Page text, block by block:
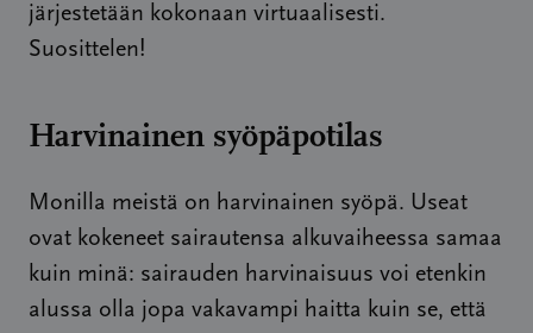
järjestetään kokonaan virtuaalisesti.
Suosittelen!
Harvinainen syöpäpotilas
Monilla meistä on harvinainen syöpä. Useat
ovat kokeneet sairautensa alkuvaiheessa samaa
kuin minä: sairauden harvinaisuus voi etenkin
alussa olla jopa vakavampi haitta kuin se, että